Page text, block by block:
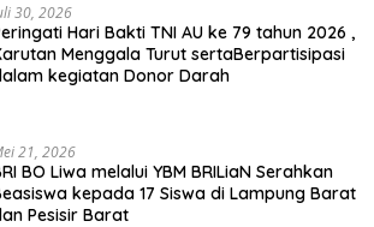
30, 2026
Hari Bakti TNI AU ke 79 tahun 2026 ,
Menggala Turut sertaBerpartisipasi
kegiatan Donor Darah
21, 2026
BO Liwa melalui YBM BRILiaN Serahkan
kepada 17 Siswa di Lampung Barat
Pesisir Barat